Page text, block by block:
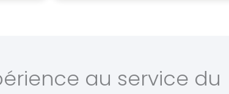
au service du